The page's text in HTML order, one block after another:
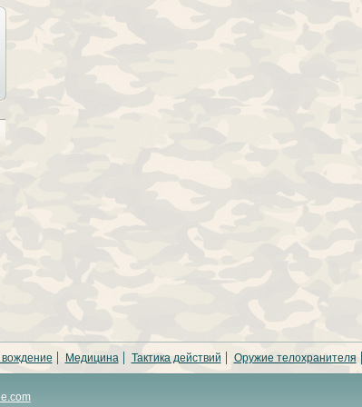
Медицина Тактика действий Оружие телохранителя